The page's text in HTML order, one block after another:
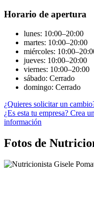
Horario de apertura
lunes: 10:00–20:00
martes: 10:00–20:00
miércoles:
jueves: 10:00–20:00
viernes: 10:00–20:00
sábado: Cerrado
domingo: Cerrado
¿Quieres solicitar un
¿Es esta tu empresa? Crea
información
Fotos de